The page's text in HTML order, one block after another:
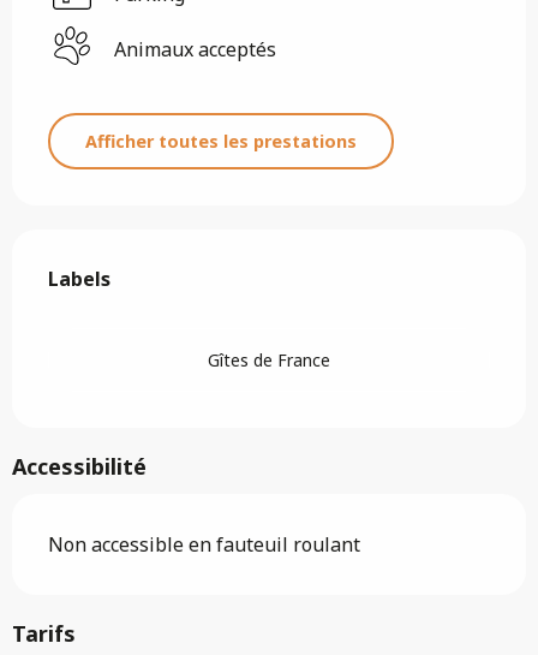
Animaux acceptés
Afficher toutes les prestations
Labels
Labels
Gîtes de France
Accessibilité
Non accessible en fauteuil roulant
Tarifs